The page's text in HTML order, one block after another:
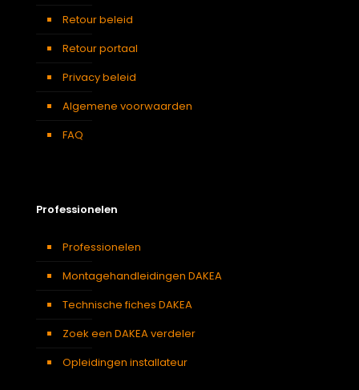
Retour beleid
Retour portaal
Privacy beleid
Algemene voorwaarden
FAQ
Professionelen
Professionelen
Montagehandleidingen DAKEA
Technische fiches DAKEA
Zoek een DAKEA verdeler
Opleidingen installateur